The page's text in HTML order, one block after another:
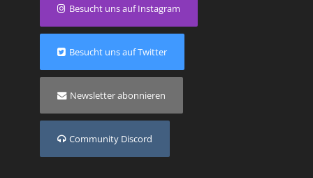
Besucht uns auf Instagram
Besucht uns auf Twitter
Newsletter abonnieren
Community Discord